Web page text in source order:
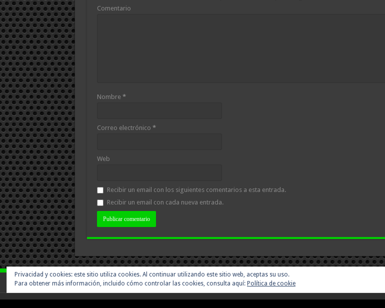
Comentario
Nombre *
Correo electrónico *
Web
Recibir un email con los siguientes comentarios a esta entrada.
Recibir un email con cada nueva entrada.
Privacidad y cookies: este sitio utiliza cookies. Al continuar utilizando este sitio web, aceptas su uso.
Para obtener más información, incluido cómo controlar las cookies, consulta aquí: Política de cookie